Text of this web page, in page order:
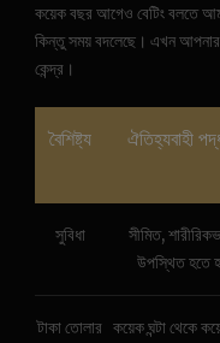
কয়েক বছর আগেও বেটিং বলতে
কিন্তু সময় বদলেছে। এখন আপনার
কেন্দ্র।
বৈশিষ্ট্য ঐতিহ্যবাহী
সুবিধা
সীমিত,
উপস্থিত হতে
টাকা তোলার কয়েক ঘন্টা থেকে